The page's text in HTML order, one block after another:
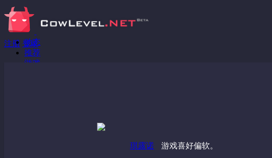
注册 登录
动态
推荐
游戏
琪露诺 游戏喜好偏软。